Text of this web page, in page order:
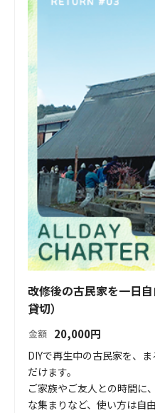
改修後の古民家を一日
貸切）
金額 20,000円
DIYで再生中の古民家を、
だけます。
ご家族やご友人との時間に
な集まりなど、使い方は自由